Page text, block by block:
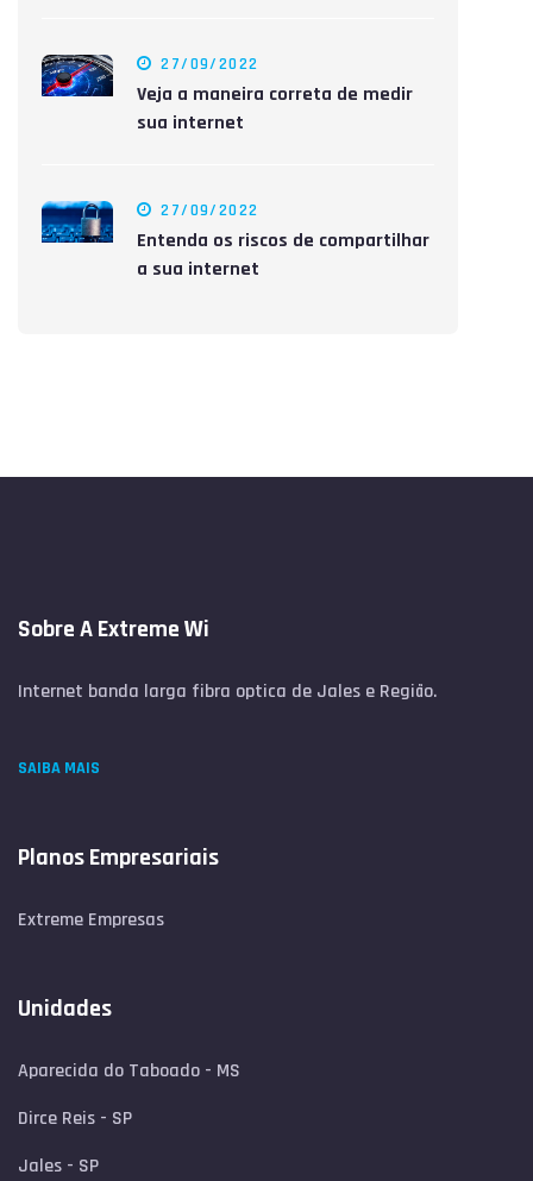
27/09/2022
Veja a maneira correta de medir
sua internet
27/09/2022
Entenda os riscos de compartilhar
a sua internet
Sobre A Extreme Wi
Internet banda larga fibra optica de Jales e Região.
SAIBA MAIS
Planos Empresariais
Extreme Empresas
Unidades
Aparecida do Taboado - MS
Dirce Reis - SP
Jales - SP